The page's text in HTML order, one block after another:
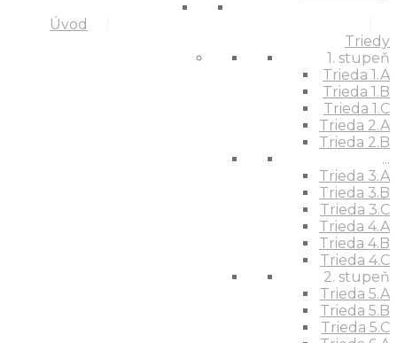
Úvod
Triedy
1. stupeň
Trieda 1.A
Trieda 1.B
Trieda 1.C
Trieda 2.A
Trieda 2.B
...
Trieda 3.A
Trieda 3.B
Trieda 3.C
Trieda 4.A
Trieda 4.B
Trieda 4.C
2. stupeň
Trieda 5.A
Trieda 5.B
Trieda 5.C